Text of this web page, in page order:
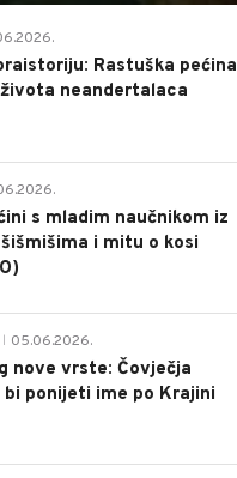
Rastuška pećina
neandertalaca
s mladim naučnikom iz
i mitu o kosi
05.06.2026.
nove vrste: Čovječja
ponijeti ime po Krajini